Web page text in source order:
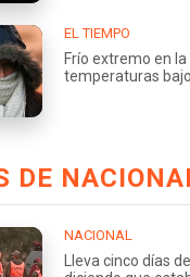
EL TIEMPO
Frío extremo en
temperaturas
DE
NACIONAL
Lleva cinco días